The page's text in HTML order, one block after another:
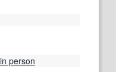
in person